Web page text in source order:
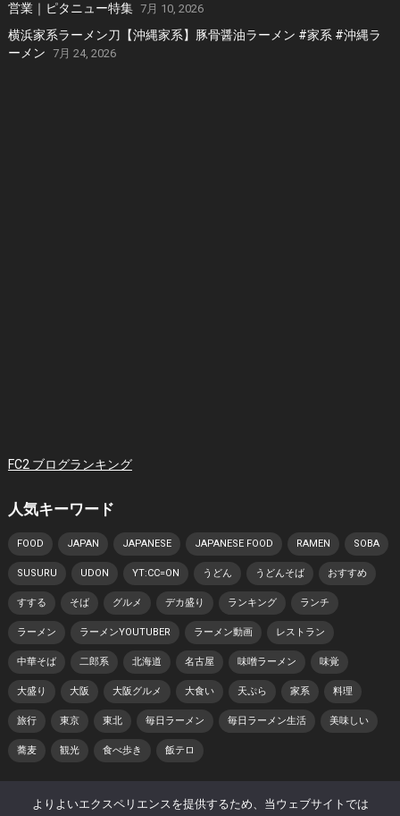
営業｜ピタニュー特集 7月 10, 2026
横浜家系ラーメン刀【沖縄家系】豚骨醤油ラーメン #家系 #沖縄ラ
ーメン 7月 24, 2026
FC2 ブログランキング
人気キーワード
FOOD JAPAN JAPANESE JAPANESE FOOD RAMEN SOBA
SUSURU UDON YT:CC=ON うどん うどんそば おすすめ
すする そば グルメ デカ盛り ランキング ランチ
ラーメン ラーメンYOUTUBER ラーメン動画 レストラン
中華そば 二郎系 北海道 名古屋 味噌ラーメン 味覚
大盛り 大阪 大阪グルメ 大食い 天ぷら 家系 料理
旅行 東京 東北 毎日ラーメン 毎日ラーメン生活 美味しい
蕎麦 観光 食べ歩き 飯テロ
© 2026 日本らーめん動画紀行 -WordPress Video Theme by
よりよいエクスペリエンスを提供するため、当ウェブサイトでは